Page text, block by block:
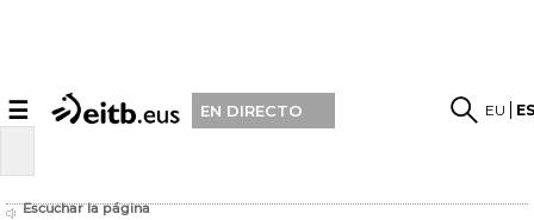
☰ EN DIRECTO EU
Escuchar la página